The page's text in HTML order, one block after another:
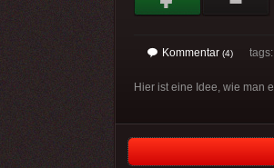
Kommentar (4) tags:
Hier ist eine Idee, wie man